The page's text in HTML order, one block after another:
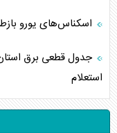
اسکناس‌های یورو
استعلام